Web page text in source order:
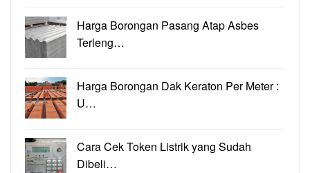
Harga Borongan Pasang Atap Asbes
Terleng…
Harga Borongan Dak Keraton Per Meter :
U…
Cara Cek Token Listrik yang Sudah
Dibeli…